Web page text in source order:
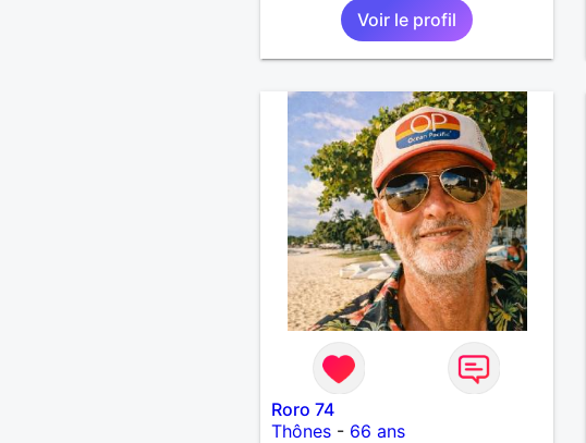
Voir le profil
Roro 74
Thônes- 66 ans